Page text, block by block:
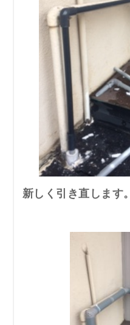
新しく引き直します。